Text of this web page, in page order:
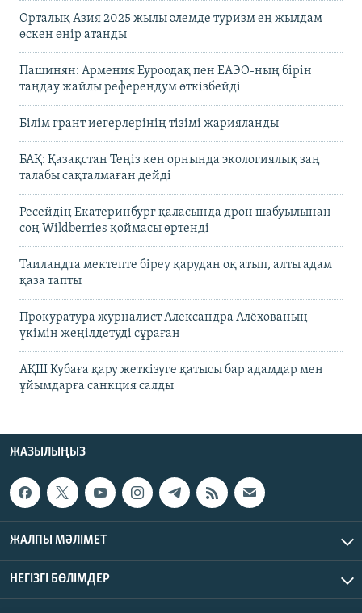
Орталық Азия 2025 жылы әлемде туризм ең жылдам
өскен өңір атанды
Пашинян: Армения Еуроодақ пен ЕАЭО-ның бірін
таңдау жайлы референдум өткізбейді
Білім грант иегерлерінің тізімі жарияланды
БАҚ: Қазақстан Теңіз кен орнында экологиялық заң
талабы сақталмаған дейді
Ресейдің Екатеринбург қаласында дрон шабуылынан
соң Wildberries қоймасы өртенді
Таиландта мектепте біреу қарудан оқ атып, алты адам
қаза тапты
Прокуратура журналист Александра Алёхованың
үкімін жеңілдетуді сұраған
АҚШ Кубаға қару жеткізуге қатысы бар адамдар мен
ұйымдарға санкция салды
ЖАЗЫЛЫҢЫЗ
ЖАЛПЫ МӘЛІМЕТ
НЕГІЗГІ БӨЛІМДЕР